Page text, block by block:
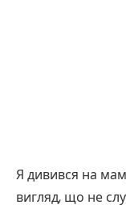
Я дивився на
вигляд, що не